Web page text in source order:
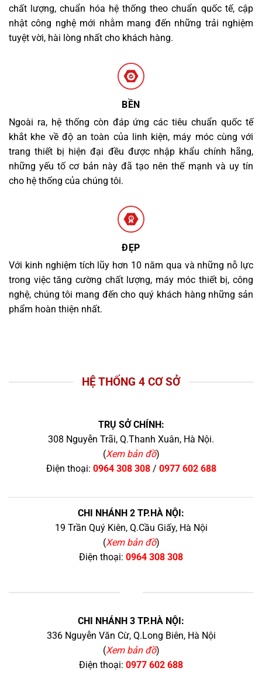
chất lượng, chuẩn hóa hệ thống theo chuẩn quốc tế, cập
nhật công nghệ mới nhằm mang đến những trải nghiệm
tuyệt vời, hài lòng nhất cho khách hàng.
BỀN
Ngoài ra, hệ thống còn đáp ứng các tiêu chuẩn quốc tế
khắt khe về độ an toàn của linh kiện, máy móc cùng với
trang thiết bị hiện đại đều được nhập khẩu chính hãng,
những yếu tố cơ bản này đã tạo nên thế mạnh và uy tín
cho hệ thống của chúng tôi.
ĐẸP
Với kinh nghiệm tích lũy hơn 10 năm qua và những nỗ lực
trong việc tăng cường chất lượng, máy móc thiết bị, công
nghệ, chúng tôi mang đến cho quý khách hàng những sản
phẩm hoàn thiện nhất.
HỆ THỐNG 4 CƠ SỞ
TRỤ SỞ CHÍNH:
308 Nguyễn Trãi, Q.Thanh Xuân, Hà Nội.
(Xem bản đồ)
Điện thoại: 0964 308 308/ 0977 602 688
CHI NHÁNH 2 TP.HÀ NỘI:
19 Trần Quý Kiên, Q.Cầu Giấy, Hà Nội
(Xem bản đồ)
Điện thoại: 0964 308 308
CHI NHÁNH 3 TP.HÀ NỘI:
336 Nguyễn Văn Cừ, Q.Long Biên, Hà Nội
(Xem bản đồ)
Điện thoại: 0977 602 688